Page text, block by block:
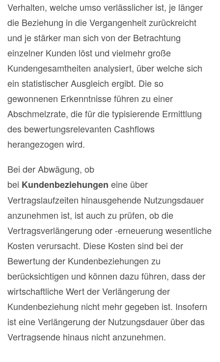
Verhalten, welche umso verlässlicher ist, je länger
die Beziehung in die Vergangenheit zurückreicht
und je stärker man sich von der Betrachtung
einzelner Kunden löst und vielmehr große
Kundengesamtheiten analysiert, über welche sich
ein statistischer Ausgleich ergibt. Die so
gewonnenen Erkenntnisse führen zu einer
Abschmelzrate, die für die typisierende Ermittlung
des bewertungsrelevanten Cashflows
herangezogen wird.
Bei der Abwägung, ob
bei Kundenbeziehungen eine über
Vertragslaufzeiten hinausgehende Nutzungsdauer
anzunehmen ist, ist auch zu prüfen, ob die
Vertragsverlängerung oder -erneuerung wesentliche
Kosten verursacht. Diese Kosten sind bei der
Bewertung der Kundenbeziehungen zu
berücksichtigen und können dazu führen, dass der
wirtschaftliche Wert der Verlängerung der
Kundenbeziehung nicht mehr gegeben ist. Insofern
ist eine Verlängerung der Nutzungsdauer über das
Vertragsende hinaus nicht anzunehmen.